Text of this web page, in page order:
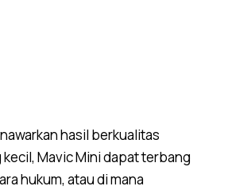
hasil berkualitas
Mavic Mini dapat terbang
hukum, atau di mana